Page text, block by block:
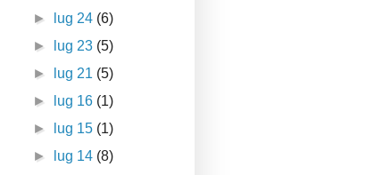
►
lug 24 (6)
►
lug 23 (5)
►
lug 21 (5)
►
lug 16 (1)
►
lug 15 (1)
►
lug 14 (8)